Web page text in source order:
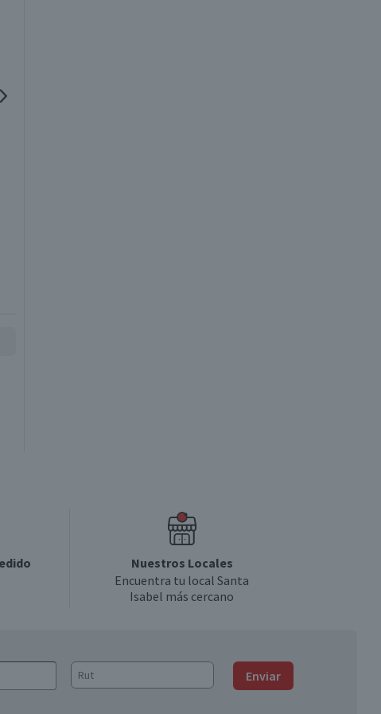
Virutex
Easy Clean 90 un.
Nuestros Locales
Encuentra tu local Santa
Isabel más cercano
Enviar